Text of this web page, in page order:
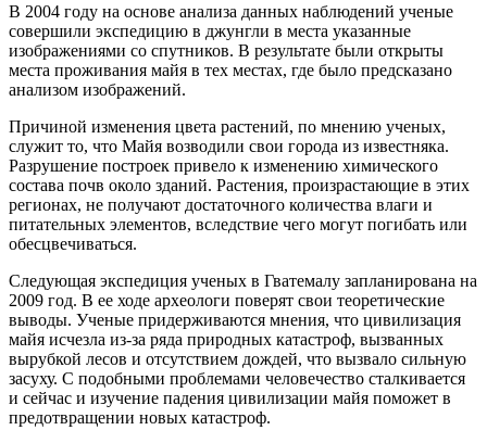
В 2004 году на основе анализа данных наблюдений ученые
совершили экспедицию в джунгли в места указанные
изображениями со спутников. В результате были открыты
места проживания майя в тех местах, где было предсказано
анализом изображений.
Причиной изменения цвета растений, по мнению ученых,
служит то, что Майя возводили свои города из известняка.
Разрушение построек привело к изменению химического
состава почв около зданий. Растения, произрастающие в этих
регионах, не получают достаточного количества влаги и
питательных элементов, вследствие чего могут погибать или
обесцвечиваться.
Следующая экспедиция ученых в Гватемалу запланирована на
2009 год. В ее ходе археологи поверят свои теоретические
выводы. Ученые придерживаются мнения, что цивилизация
майя исчезла из-за ряда природных катастроф, вызванных
вырубкой лесов и отсутствием дождей, что вызвало сильную
засуху. С подобными проблемами человечество сталкивается
и сейчас и изучение падения цивилизации майя поможет в
предотвращении новых катастроф.